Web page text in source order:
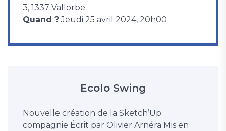
3, 1337 Vallorbe
Quand ?Jeudi 25 avril 2024, 20h00
Ecolo Swing
Nouvelle création de la Sketch’Up
compagnie Écrit par Olivier Arnéra Mis en